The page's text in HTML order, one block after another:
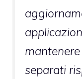
separati